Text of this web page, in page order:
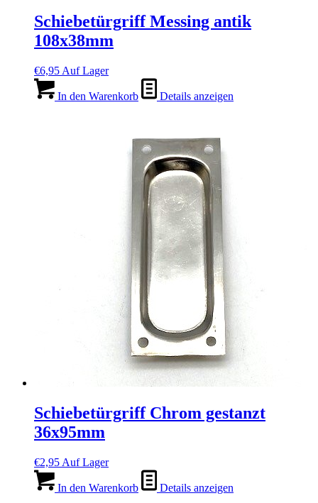
Schiebetürgriff Messing antik
108x38mm
€6,95 Auf Lager
In den Warenkorb Details anzeigen
Schiebetürgriff Chrom gestanzt
36x95mm
€2,95 Auf Lager
In den Warenkorb Details anzeigen